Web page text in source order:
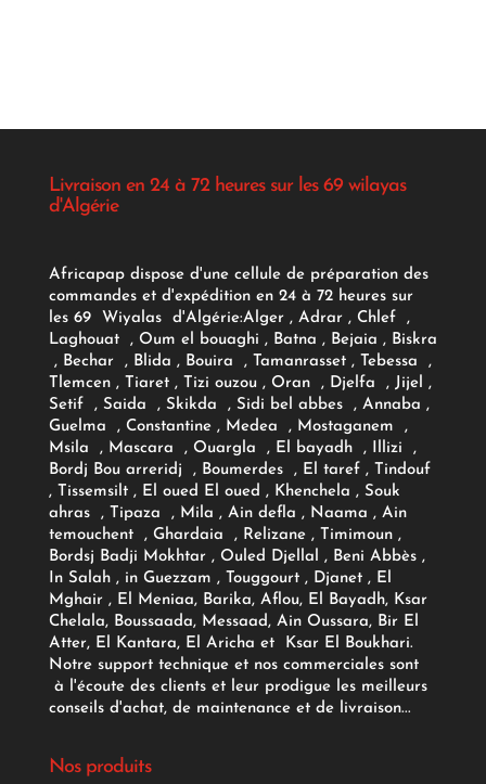
Livraison en 24 à 72 heures sur les 69 wilayas
d'Algérie
Africapap dispose d'une cellule de préparation des
commandes et d'expédition en 24 à 72 heures sur
les 69 Wiyalas d'Algérie:Alger , Adrar, Chlef ,
Laghouat , Oum el bouaghi , Batna , Bejaia , Biskra
, Bechar , Blida , Bouira , Tamanrasset , Tebessa ,
Tlemcen , Tiaret , Tizi ouzou , Oran , Djelfa , Jijel ,
Setif , Saida , Skikda , Sidi bel abbes , Annaba ,
Guelma , Constantine , Medea , Mostaganem ,
Msila , Mascara , Ouargla , El bayadh , Illizi ,
Bordj Bou arreridj , Boumerdes , El taref , Tindouf
, Tissemsilt , El oued El oued , Khenchela , Souk
ahras , Tipaza , Mila , Ain defla , Naama , Ain
temouchent , Ghardaia , Relizane , Timimoun ,
Bordsj Badji Mokhtar , Ouled Djellal , Beni Abbès ,
In Salah , in Guezzam , Touggourt , Djanet , El
Mghair , El Meniaa, Barika, Aflou, El Bayadh, Ksar
Chelala, Boussaada, Messaad, Ain Oussara, Bir El
Atter, El Kantara, El Aricha et Ksar El Boukhari.
Notre support technique et nos commerciales sont
à l'écoute des clients et leur prodigue les meilleurs
conseils d'achat, de maintenance et de livraison...
Nos produits